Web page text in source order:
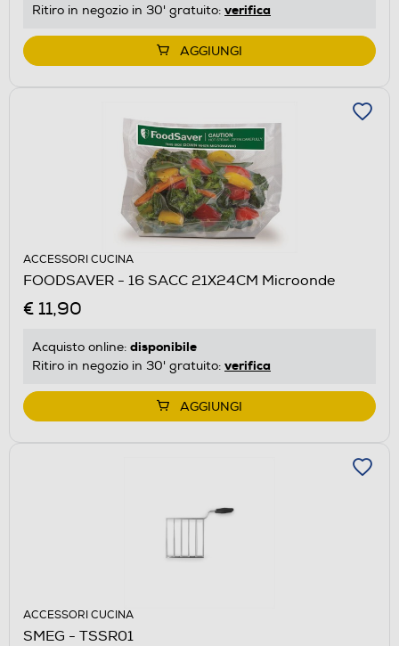
Ritiro in negozio in 30' gratuito: verifica
AGGIUNGI
ACCESSORI CUCINA
FOODSAVER - 16 SACC 21X24CM Microonde
€ 11,90
Acquisto online: disponibile
Ritiro in negozio in 30' gratuito: verifica
AGGIUNGI
ACCESSORI CUCINA
SMEG - TSSR01